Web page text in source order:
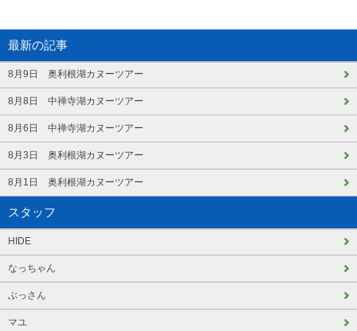
最新の記事
8月9日 奥利根湖カヌーツアー
8月8日 中禅寺湖カヌーツアー
8月6日 中禅寺湖カヌーツアー
8月3日 奥利根湖カヌーツアー
8月1日 奥利根湖カヌーツアー
スタッフ
HIDE
なっちゃん
ぶっさん
マユ